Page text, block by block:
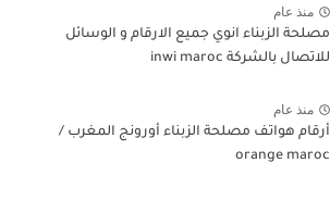
منذ عام
مصلحة الزبناء انوي جميع الارقام و الوسائل
للاتصال بالشركة inwi maroc
منذ عام
أرقام هواتف مصلحة الزبناء أورونج المغرب /
orange maroc